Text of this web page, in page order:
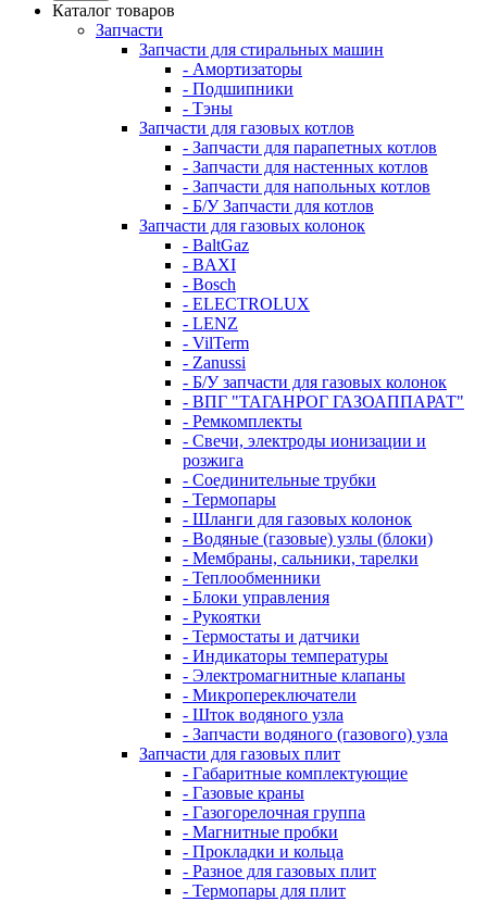
Каталог товаров
Запчасти
Запчасти для стиральных машин
- Амортизаторы
- Подшипники
- Тэны
Запчасти для газовых котлов
- Запчасти для парапетных котлов
- Запчасти для настенных котлов
- Запчасти для напольных котлов
- Б/У Запчасти для котлов
Запчасти для газовых колонок
- BaltGaz
- BAXI
- Bosch
- ELECTROLUX
- LENZ
- VilTerm
- Zanussi
- Б/У запчасти для газовых колонок
- ВПГ "ТАГАНРОГ ГАЗОАППАРАТ"
- Ремкомплекты
- Свечи, электроды ионизации и
розжига
- Соединительные трубки
- Термопары
- Шланги для газовых колонок
- Водяные (газовые) узлы (блоки)
- Мембраны, сальники, тарелки
- Теплообменники
- Блоки управления
- Рукоятки
- Термостаты и датчики
- Индикаторы температуры
- Электромагнитные клапаны
- Микропереключатели
- Шток водяного узла
- Запчасти водяного (газового) узла
Запчасти для газовых плит
- Габаритные комплектующие
- Газовые краны
- Газогорелочная группа
- Магнитные пробки
- Прокладки и кольца
- Разное для газовых плит
- Термопары для плит